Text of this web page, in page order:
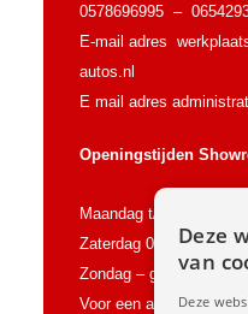
0578696995 –
E-mail adres
autos.nl
E mail adres
Openingstijden
Maandag t/m vrijdag
Zaterdag 09.00 t/m
Zondag – gesloten
Voor een afspraak
Deze
van
Deze